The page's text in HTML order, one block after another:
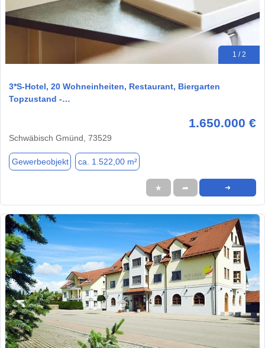
1 / 2
3*S-Hotel, 20 Wohneinheiten, Restaurant, Biergarten
Topzustand -…
1.650.000 €
Schwäbisch Gmünd, 73529
Gewerbeobjekt ca. 1.522,00 m²
★ ➦ ➜